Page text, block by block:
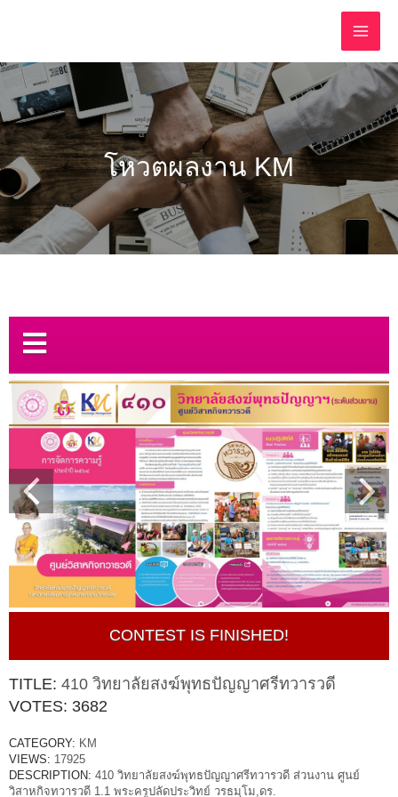
โหวตผลงาน KM
CONTEST IS FINISHED!
TITLE: 410 วิทยาลัยสงฆ์พุทธปัญญาศรีทวารวดี
VOTES: 3682
CATEGORY: KM
VIEWS: 17925
DESCRIPTION: 410 วิทยาลัยสงฆ์พุทธปัญญาศรีทวารวดี ส่วนงาน ศูนย์
วิสาหกิจทวารวดี 1.1 พระครูปลัดประวิทย์ วรธมฺโม,ดร.